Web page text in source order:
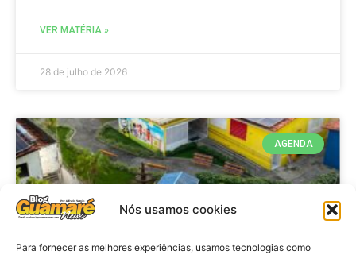
Nós usamos cookies
Para fornecer as melhores experiências, usamos tecnologias como
VER MATÉRIA »
28 de julho de 2026
AGENDA